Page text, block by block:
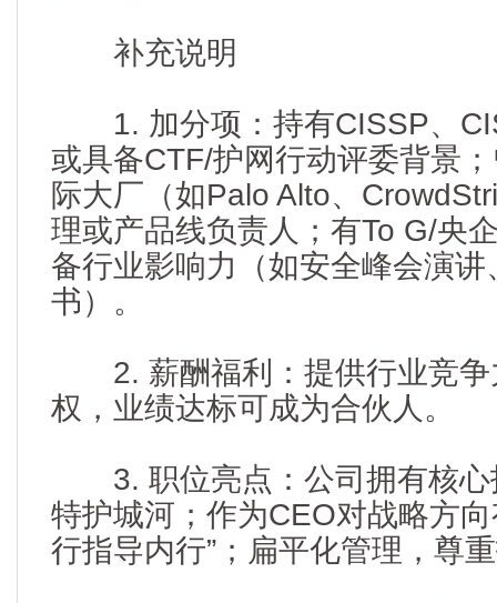
补充说明
1. 加分项：持有CISSP、
或具备CTF/护网行动评委背景
际大厂（如Palo Alto、
理或产品线负责人；有To G/央
备行业影响力（如安全峰会演
书）。
2. 薪酬福利：提供行业竞争
权，业绩达标可成为合伙人。
3. 职位亮点：公司拥有核心
特护城河；作为CEO对战略方
行指导内行”；扁平化管理，尊